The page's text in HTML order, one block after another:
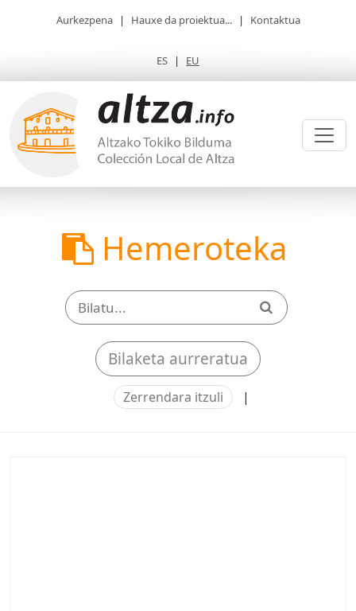
Aurkezpena | Hauxe da proiektua... | Kontaktua
ES | EU
Hemeroteka
Bilaketa aurreratua
Zerrendara itzuli |